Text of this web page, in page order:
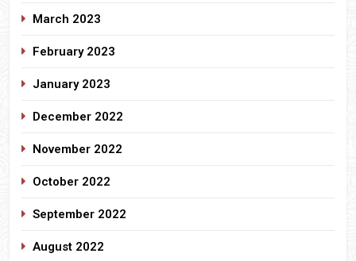
March 2023
February 2023
January 2023
December 2022
November 2022
October 2022
September 2022
August 2022